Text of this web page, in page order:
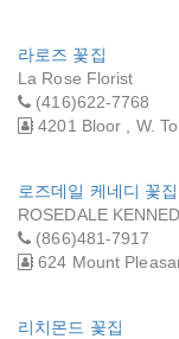
라로즈 꽃집
La Rose Florist
(416)622-7768
4201 Bloor , W.
로즈데일 케네디 꽃집
ROSEDALE
(866)481-7917
624 Mount
리치몬드 꽃집